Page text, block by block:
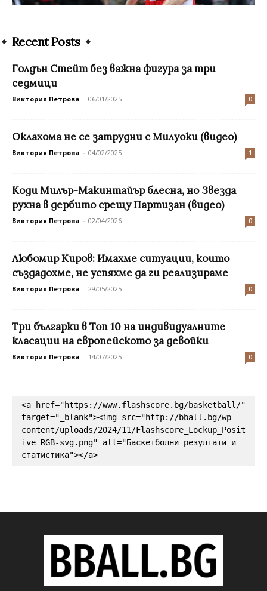
Recent Posts
Голдън Стейт без важна фигура за три
седмици
Виктория Петрова - 06/01/2025 0
Оклахома не се затрудни с Милуоки (видео)
Виктория Петрова - 04/02/2025 1
Коди Милър-Макинтайър блесна, но Звезда
рухна в дербито срещу Партизан (видео)
Виктория Петрова - 02/04/2026 0
Любомир Киров: Имахме ситуации, които
създадохме, не успяхме да ги реализираме
Виктория Петрова - 29/05/2025 0
Три българки в Топ 10 на индивидуалните
класации на европейското за девойки
Виктория Петрова - 14/07/2025 0
<a href="https://www.flashscore.bg/basketball/"
target="_blank"><img src="http://bball.bg/wp-
content/uploads/2024/11/Flashscore_Lockup_Posit
ive_RGB-svg.png" alt="Баскетболни резултати и
статистика"></a>